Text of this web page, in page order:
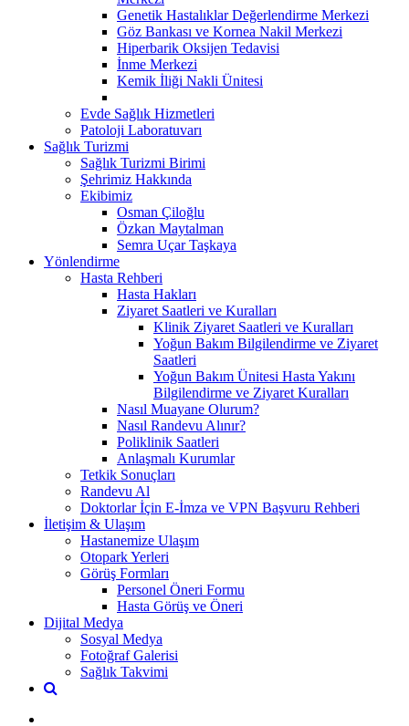
Genetik Hastalıklar Değerlendirme Merkezi
Göz Bankası ve Kornea Nakil Merkezi
Hiperbarik Oksijen Tedavisi
İnme Merkezi
Kemik İliği Nakli Ünitesi
Evde Sağlık Hizmetleri
Patoloji Laboratuvarı
Sağlık Turizmi
Sağlık Turizmi Birimi
Şehrimiz Hakkında
Ekibimiz
Osman Çiloğlu
Özkan Maytalman
Semra Uçar Taşkaya
Yönlendirme
Hasta Rehberi
Hasta Hakları
Ziyaret Saatleri ve Kuralları
Klinik Ziyaret Saatleri ve Kuralları
Yoğun Bakım Bilgilendirme ve Ziyaret
Saatleri
Yoğun Bakım Ünitesi Hasta Yakını
Bilgilendirme ve Ziyaret Kuralları
Nasıl Muayane Olurum?
Nasıl Randevu Alınır?
Poliklinik Saatleri
Anlaşmalı Kurumlar
Tetkik Sonuçları
Randevu Al
Doktorlar İçin E-İmza ve VPN Başvuru Rehberi
İletişim & Ulaşım
Hastanemize Ulaşım
Otopark Yerleri
Görüş Formları
Personel Öneri Formu
Hasta Görüş ve Öneri
Dijital Medya
Sosyal Medya
Fotoğraf Galerisi
Sağlık Takvimi